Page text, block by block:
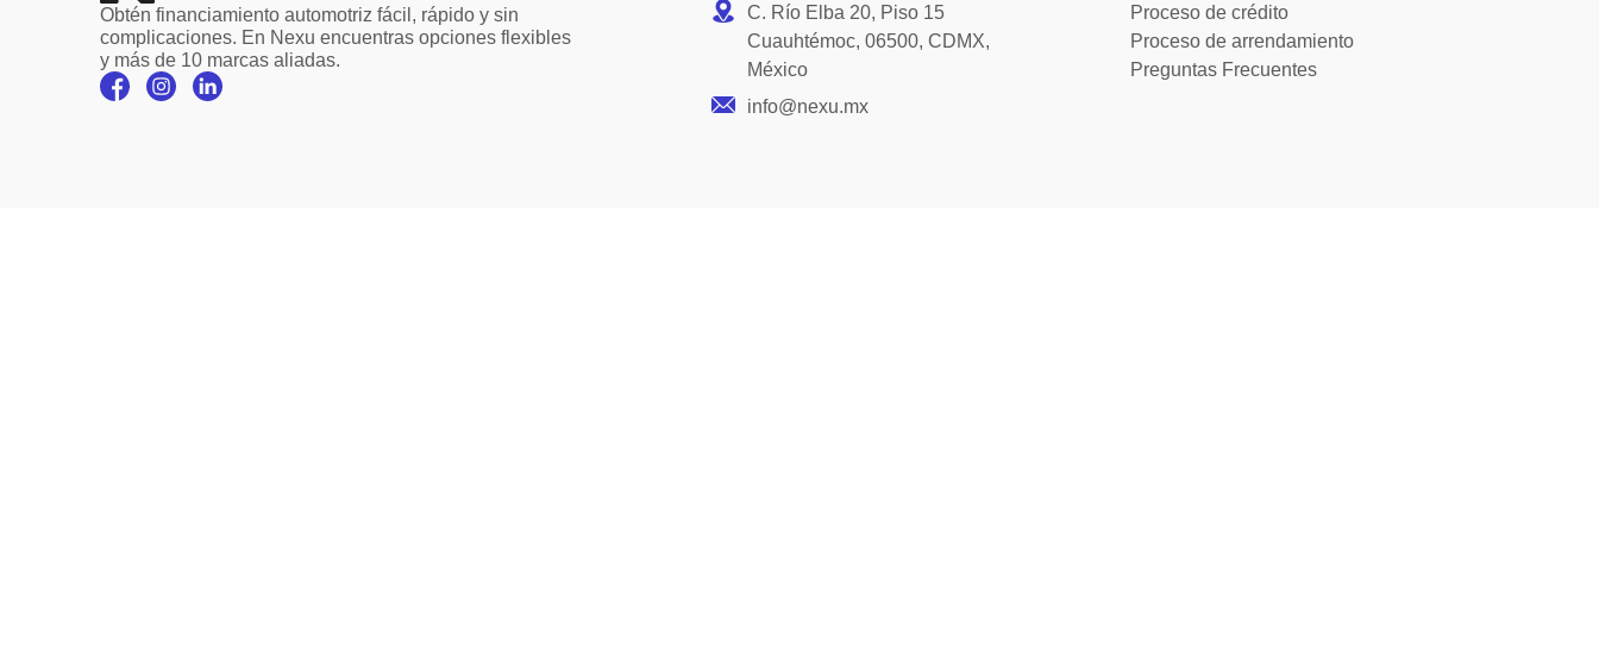
Obtén financiamiento automotriz fácil, rápido y sin
complicaciones. En Nexu encuentras opciones flexibles
y más de 10 marcas aliadas.
C. Río Elba 20, Piso 15
Cuauhtémoc, 06500, CDMX,
México
info@nexu.mx
Proceso de crédito
Proceso de arrendamiento
Preguntas Frecuentes